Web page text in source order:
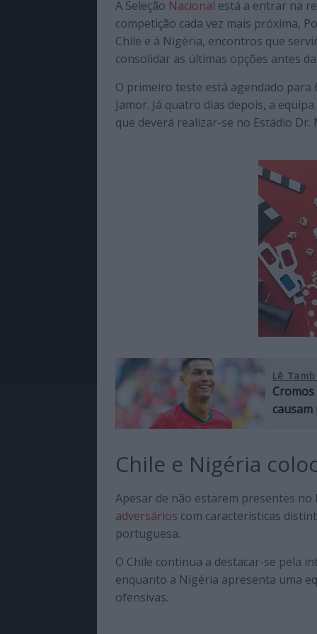
qualidade
com
enfoque
cultura
pop.
A Seleção Nacional está a entrar na
competição cada vez mais próxima,
Chile e à Nigéria, encontros que
consolidar as últimas opções antes
O primeiro teste está agendado para
Jamor. Já quatro dias depois, a
que deverá realizar-se no Estádio Dr.
Lê
causam
Chile e Nigéria
Apesar de não estarem presentes
adversários com características
portuguesa.
O Chile continua a destacar-se pela
enquanto a Nigéria apresenta uma
ofensivas.